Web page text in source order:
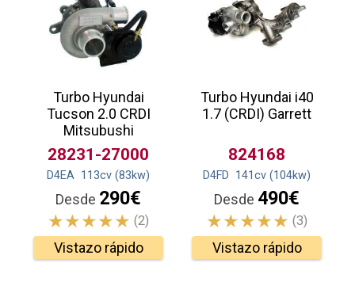
Turbo Hyundai
Tucson 2.0 CRDI
Mitsubushi
28231-27000
D4EA 113cv (83kw)
Desde 290€
(2)
Vistazo rápido
Turbo Hyundai i40
1.7 (CRDI) Garrett
824168
D4FD 141cv (104kw)
Desde 490€
(3)
Vistazo rápido